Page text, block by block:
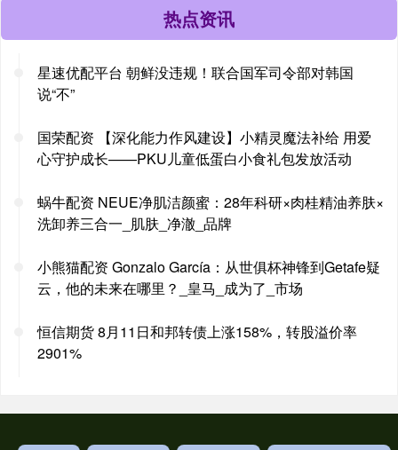
热点资讯
星速优配平台 朝鲜没违规！联合国军司令部对韩国
说“不”
国荣配资 【深化能力作风建设】小精灵魔法补给 用爱
心守护成长——PKU儿童低蛋白小食礼包发放活动
蜗牛配资 NEUE净肌洁颜蜜：28年科研×肉桂精油养肤×
洗卸养三合一_肌肤_净澈_品牌
小熊猫配资 Gonzalo García：从世俱杯神锋到Getafe疑
云，他的未来在哪里？_皇马_成为了_市场
恒信期货 8月11日和邦转债上涨158%，转股溢价率
2901%